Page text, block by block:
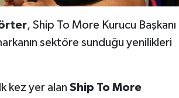
, Ship To More Kurucu Başkanı
sektöre sunduğu yenilikleri
kez yer alan Ship To More